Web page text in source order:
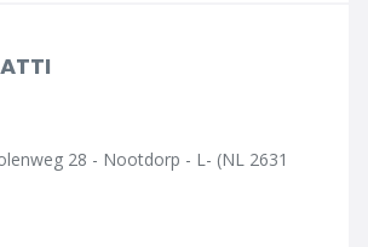
28 - Nootdorp - L- (NL 2631